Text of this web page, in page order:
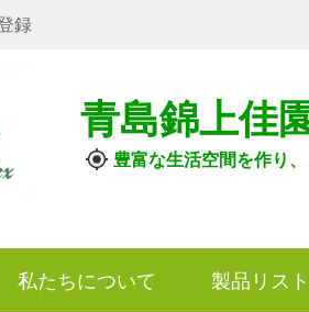
録
青島錦上佳
豊富な生活空間を作り
私たちについて 製品リスト